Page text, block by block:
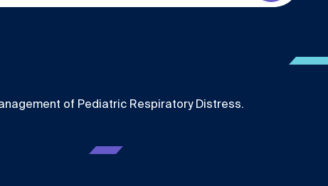
of Pediatric Respiratory Distress.